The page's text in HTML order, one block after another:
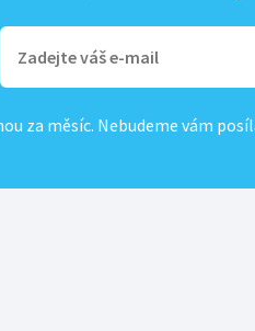
za měsíc. Nebudeme vám